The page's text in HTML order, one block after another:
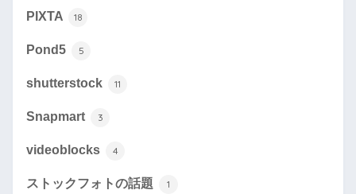
PIXTA 18
Pond5 5
shutterstock 11
Snapmart 3
videoblocks 4
ストックフォトの話題 1